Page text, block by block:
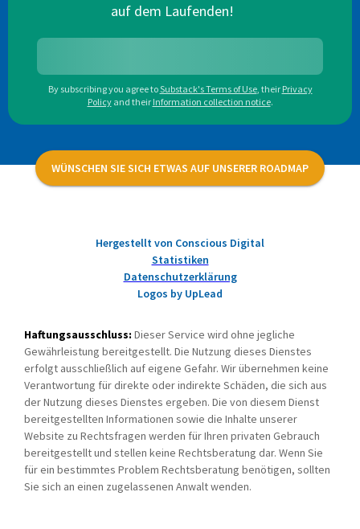
auf dem Laufenden!
By subscribing you agree toSubstack's Terms of Use, their Privacy
Policy and their Information collection notice.
WÜNSCHEN SIE SICH ETWAS AUF UNSERER ROADMAP
Hergestellt von Conscious Digital
Statistiken
Datenschutzerklärung
Logos by UpLead
Haftungsausschluss: Dieser Service wird ohne jegliche
Gewährleistung bereitgestellt. Die Nutzung dieses Dienstes
erfolgt ausschließlich auf eigene Gefahr. Wir übernehmen keine
Verantwortung für direkte oder indirekte Schäden, die sich aus
der Nutzung dieses Dienstes ergeben. Die von diesem Dienst
bereitgestellten Informationen sowie die Inhalte unserer
Website zu Rechtsfragen werden für Ihren privaten Gebrauch
bereitgestellt und stellen keine Rechtsberatung dar. Wenn Sie
für ein bestimmtes Problem Rechtsberatung benötigen, sollten
Sie sich an einen zugelassenen Anwalt wenden.